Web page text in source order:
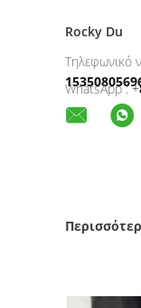
Rocky Du
Τηλεφωνικό
WhatsApp :+